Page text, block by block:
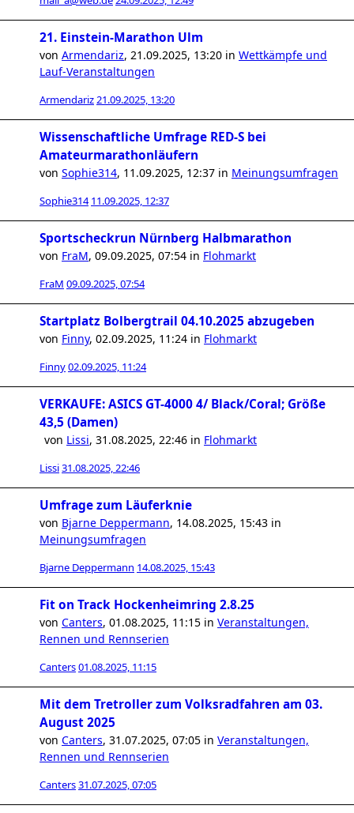
21. Einstein-Marathon Ulm
von Armendariz, 21.09.2025, 13:20 in Wettkämpfe und
Lauf-Veranstaltungen
Armendariz21.09.2025, 13:20
Wissenschaftliche Umfrage RED-S bei
Amateurmarathonläufern
von Sophie314, 11.09.2025, 12:37 in Meinungsumfragen
Sophie314 11.09.2025, 12:37
Sportscheckrun Nürnberg Halbmarathon
von FraM, 09.09.2025, 07:54 in Flohmarkt
FraM 09.09.2025, 07:54
Startplatz Bolbergtrail 04.10.2025 abzugeben
von Finny, 02.09.2025, 11:24 in Flohmarkt
Finny02.09.2025, 11:24
VERKAUFE: ASICS GT-4000 4/ Black/Coral; Größe
43,5 (Damen)
von Lissi, 31.08.2025, 22:46 in Flohmarkt
Lissi31.08.2025, 22:46
Umfrage zum Läuferknie
von Bjarne Deppermann, 14.08.2025, 15:43 in
Meinungsumfragen
Bjarne Deppermann 14.08.2025, 15:43
Fit on Track Hockenheimring 2.8.25
von Canters, 01.08.2025, 11:15 in Veranstaltungen,
Rennen und Rennserien
Canters01.08.2025, 11:15
Mit dem Tretroller zum Volksradfahren am 03.
August 2025
von Canters, 31.07.2025, 07:05 in Veranstaltungen,
Rennen und Rennserien
Canters31.07.2025, 07:05